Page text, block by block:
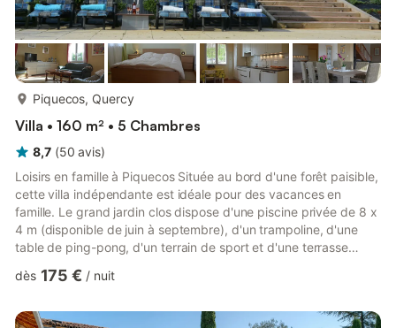
Piquecos, Quercy
Villa • 160 m² • 5 Chambres
8,7 (50 avis)
Loisirs en famille à Piquecos Située au bord d'une forêt paisible,
cette villa indépendante est idéale pour des vacances en
famille. Le grand jardin clos dispose d'une piscine privée de 8 x
4 m (disponible de juin à septembre), d'un trampoline, d'une
table de ping-pong, d'un terrain de sport et d'une terrasse
grand barbecue rendent la vie en extérieur agréable. Explorez
vous êtes entouré de joyaux médiévaux comme Montpezat-de-
dès 175 € / nuit